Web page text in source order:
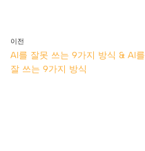
이전
AI를 잘못 쓰는 9가지 방식 & AI를
잘 쓰는 9가지 방식